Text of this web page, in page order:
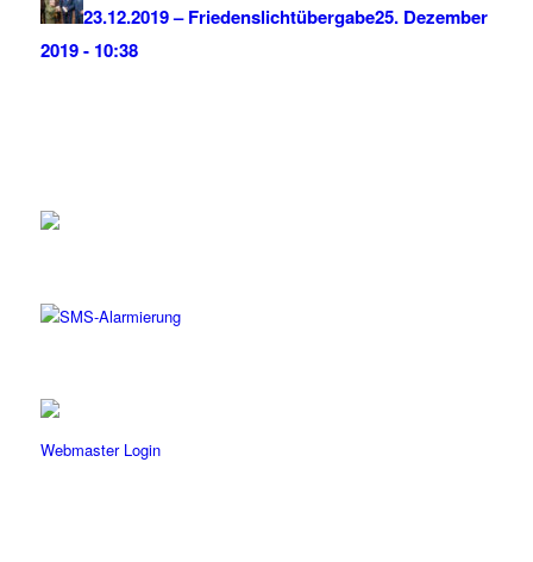
23.12.2019 – Friedenslichtübergabe25. Dezember
2019 - 10:38
Webmaster Login